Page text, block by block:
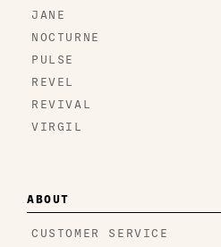
JANE
NOCTURNE
PULSE
REVEL
REVIVAL
VIRGIL
ABOUT
CUSTOMER SERVICE